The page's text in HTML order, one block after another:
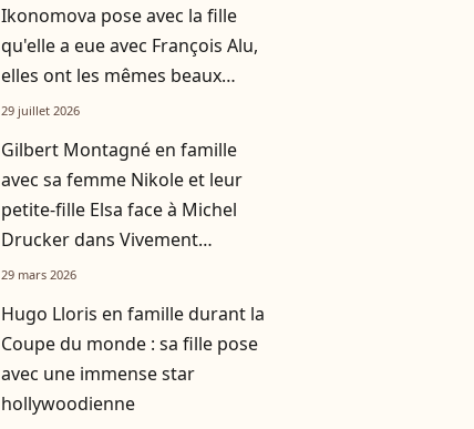
Ikonomova pose avec la fille
qu'elle a eue avec François Alu,
elles ont les mêmes beaux
cheveux châtains
29 juillet 2026
Gilbert Montagné en famille
avec sa femme Nikole et leur
petite-fille Elsa face à Michel
Drucker dans Vivement
dimanche
29 mars 2026
Hugo Lloris en famille durant la
Coupe du monde : sa fille pose
avec une immense star
hollywoodienne